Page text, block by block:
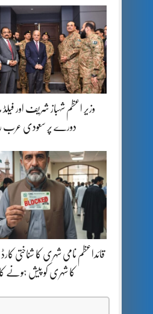
وزیر اعظم شہباز شریف اور
دورے پر سعودی عرب
قائداعظم نامی شہری کا شناختی
کا شہری کو پیش ہونے